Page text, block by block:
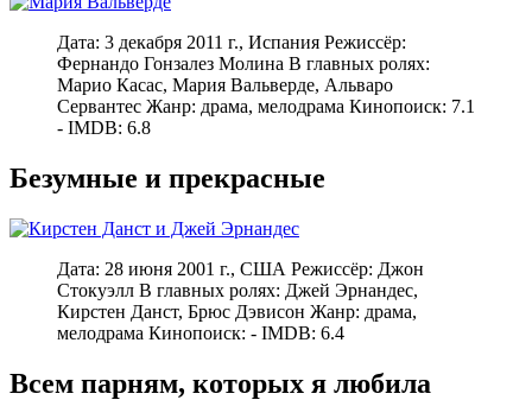
Дата: 3 декабря 2011 г., Испания Режиссёр:
Фернандо Гонзалез Молина В главных ролях:
Марио Касас, Мария Вальверде, Альваро
Сервантес Жанр: драма, мелодрама Кинопоиск: 7.1
- IMDB: 6.8
Безумные и прекрасные
Дата: 28 июня 2001 г., США Режиссёр: Джон
Стокуэлл В главных ролях: Джей Эрнандес,
Кирстен Данст, Брюс Дэвисон Жанр: драма,
мелодрама Кинопоиск: - IMDB: 6.4
Всем парням, которых я любила